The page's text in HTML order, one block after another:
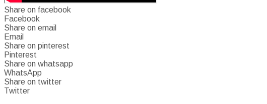
Share on facebook
Facebook
Share on email
Email
Share on pinterest
Pinterest
Share on whatsapp
WhatsApp
Share on twitter
Twitter